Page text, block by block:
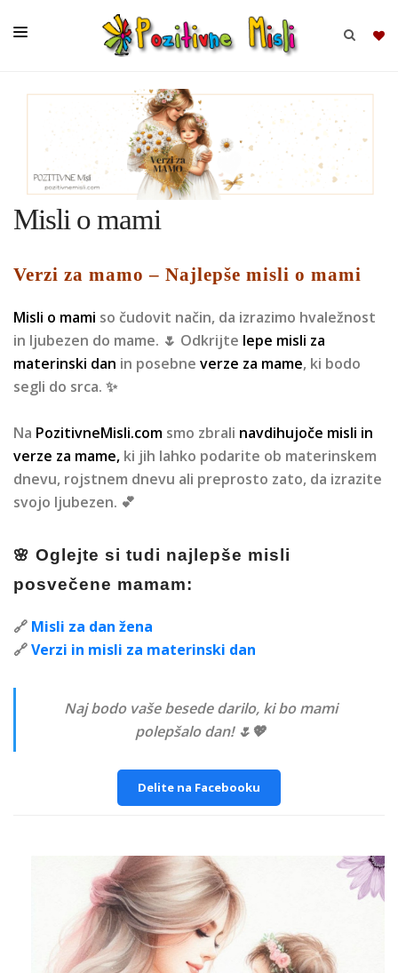
SKUPINE
MISLI
KOMPLETI
Misli o mami
Verzi za mamo – Najlepše misli o mami
Misli o mami so čudovit način, da izrazimo hvaležnost
in ljubezen do mame. 🌷 Odkrijte lepe misli za
materinski dan in posebne verze za mame, ki bodo
segli do srca. ✨
Na PozitivneMisli.com smo zbrali navdihujoče misli in
verze za mame, ki jih lahko podarite ob materinskem
dnevu, rojstnem dnevu ali preprosto zato, da izrazite
svojo ljubezen. 💕
🌸 Oglejte si tudi najlepše misli
posvečene mamam:
🔗 Misli za dan žena
🔗Verzi in misli za materinski dan
Naj bodo vaše besede darilo, ki bo mami
polepšalo dan! 🌷💖
Delite na Facebooku